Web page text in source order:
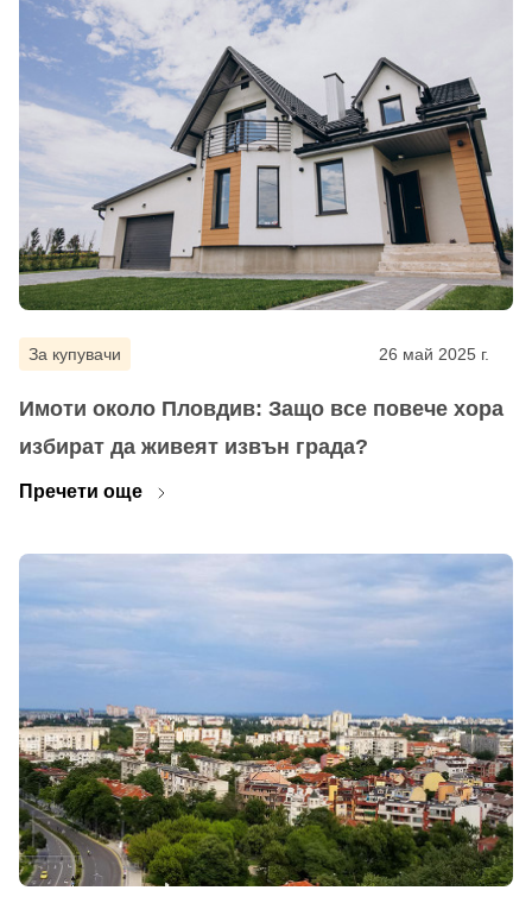
За купувачи 26 май 2025 г.
Имоти около Пловдив: Защо все повече хора
избират да живеят извън града?
Пречети още